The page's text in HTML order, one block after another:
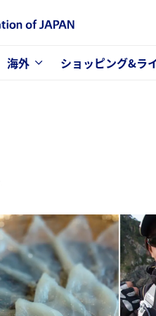
海外 ショッピング&ラ